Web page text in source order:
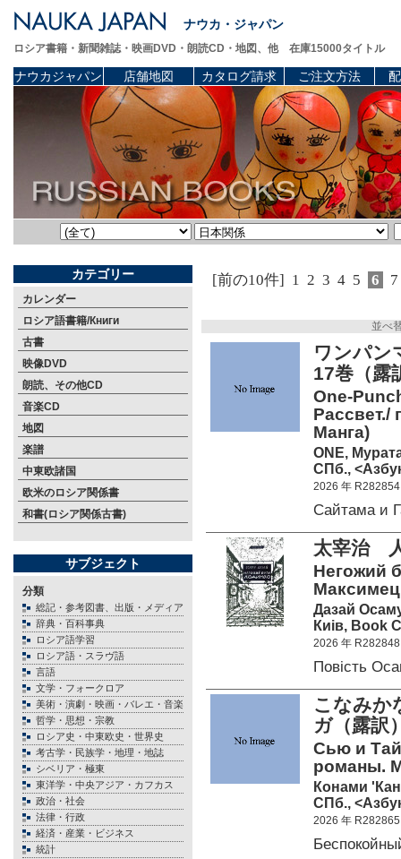
ナウカ・ジャパン
ロシア書籍・新聞雑誌・映画DVD・朗読CD・地図、他 在庫15000タイトル
ナウカジャパン 店舗地図 カタログ請求 ご注文方法
カテゴリー
カレンダー
ロシア語書籍/Книги
古書
映像DVD
朗読、その他CD
音楽CD
地図
楽譜
中東欧諸国
欧米のロシア関係書
和書(ロシア関係古書)
サブジェクト
分類
総記・参考図書、出版・メディア
辞典・百科事典
ロシア語学習
ロシア語・スラヴ語
言語
文学・フォークロア
美術・演劇・映画・バレエ・音楽
哲学・思想・宗教
ロシア史・中東欧史・世界史
考古学・民族学・地理・地誌
シベリア・極東
東洋学・中央アジア・カフカス
政治・社会
法律・行政
経済・産業・ビジネス
統計
[前の10件] 1 2 3 4 5 6 7
並べ
ワンパ
17巻（露
One-
Рассвет./
Манга)
ONE,
СПб.,
2026 年 R282854
Сайтама и
太宰治
Негожий
Дазай
Киів, Book
2026 年 R282848
Повість
こなみ
ガ（露訳
Сью и
романы.
Конами
СПб.,
2026 年 R282865